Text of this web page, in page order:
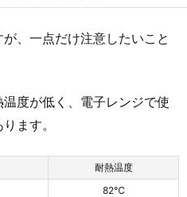
、一点だけ注意したいこと
度が低く、電子レンジで使
ます。
耐熱温度
82℃